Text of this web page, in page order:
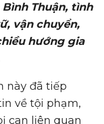
Thuận, tình
ữ, vận chuyển,
ều hướng gia
này đã tiếp
về tội phạm,
can liên quan